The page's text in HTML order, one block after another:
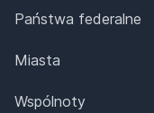
Państwa federalne
Miasta
Wspólnoty